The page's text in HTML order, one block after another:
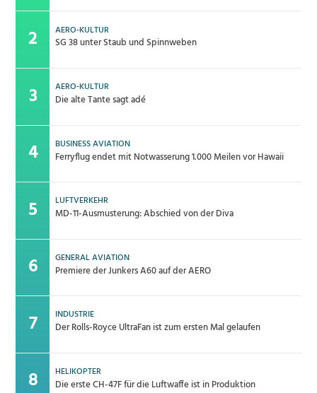
AERO-KULTUR
SG 38 unter Staub und Spinnweben
AERO-KULTUR
Die alte Tante sagt adé
BUSINESS AVIATION
Ferryflug endet mit Notwasserung 1.000 Meilen vor Hawaii
LUFTVERKEHR
MD-11-Ausmusterung: Abschied von der Diva
GENERAL AVIATION
Premiere der Junkers A60 auf der AERO
INDUSTRIE
Der Rolls-Royce UltraFan ist zum ersten Mal gelaufen
HELIKOPTER
Die erste CH-47F für die Luftwaffe ist in Produktion